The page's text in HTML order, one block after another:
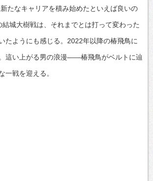
たなキャリアを積み始めたといえば良いの
城大樹戦は、それまでとは打って変わった
たようにも感じる。2022年以降の椿飛鳥に
這い上がる男の浪漫——椿飛鳥がベルトに辿
一戦を迎える。